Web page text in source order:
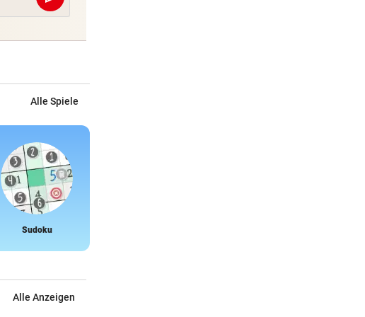
Alle Spiele
Sudoku
Alle Anzeigen